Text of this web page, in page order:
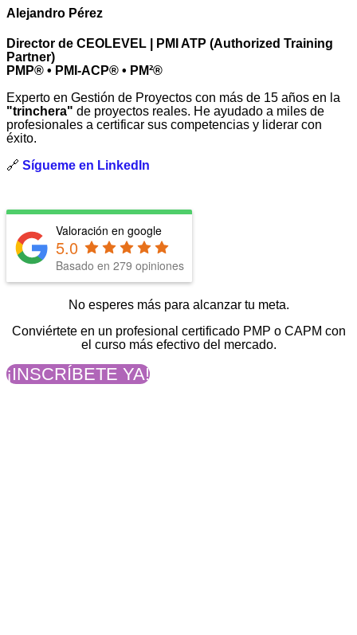
Alejandro Pérez
Director de CEOLEVEL | PMI ATP (Authorized Training
Partner)
PMP® • PMI-ACP® • PM²®
Experto en Gestión de Proyectos con más de 15 años en la
"trinchera" de proyectos reales. He ayudado a miles de
profesionales a certificar sus competencias y liderar con
éxito.
🔗 Sígueme en LinkedIn
Valoración en google
5.0
Basado en 279 opiniones
No esperes más para alcanzar tu meta.
Conviértete en un profesional certificado PMP o CAPM con
el curso más efectivo del mercado.
¡INSCRÍBETE YA!